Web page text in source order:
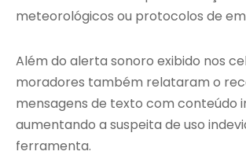
meteorológicos ou protocolos de
Além do alerta sonoro exibido nos
moradores também relataram o
mensagens de texto com conteúdo
aumentando a suspeita de uso
ferramenta.